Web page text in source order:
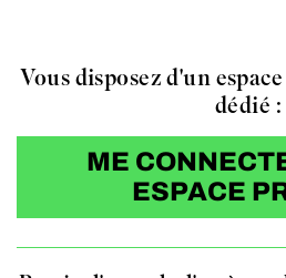
Vous disposez d'un
dédié :
ME
ESPACE